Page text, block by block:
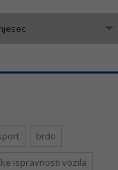
brdo
ispravnosti vozila